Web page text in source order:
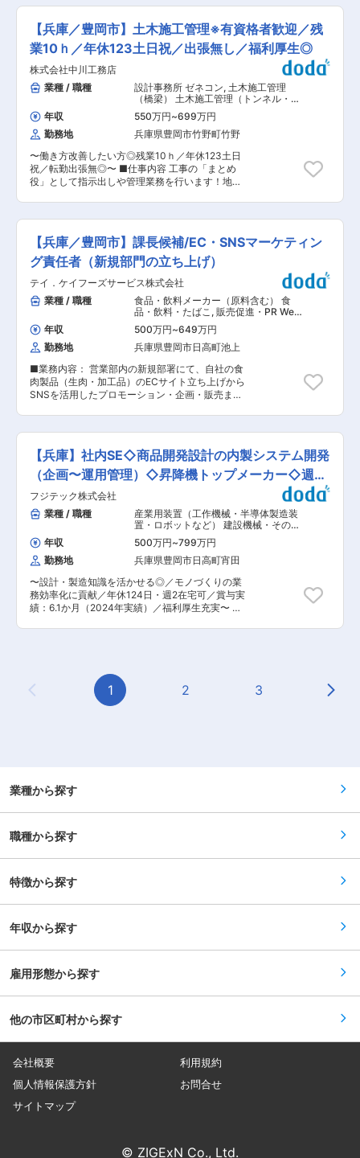
て全国に展開し、日本中の暮らしをもっと便利で
楽しくすることを目指しています。 地域の格差を
なくし、都市でも地方でも安心して住み替えがで
きるお店を私たちの手で届け、お客様一人ひとり
の生活向上をサポートします。 変更の範囲：会社
の定める業務
SNSマーケティング責任者のサポート役として、
以下の業務をお任せします。 ・
SNS（Instagram、TikTok、X等）の投稿作成、
更新、コメント対応 ・Yahoo!ショッピング等の
ECサイトへの商品登録、更新作業 ・写真撮影や
簡単な画像編集 ・受注管理や問い合わせ対応の補
助 ・プロモーション企画のアイデア出し ■期待
する事： 「SNSを見るのも発信するのも好き！で
も仕事にしたことはない…」そんな方にチャンス
です。歴史ある食肉メーカーの安定基盤のもと、
新設部門の立ち上げメンバーとして活躍しません
か？イチから部署を創り上げる面白さがありま
す。実務未経験からでもマーケティングのノウハ
ウを学べます。あなたの「好き」や「トレンド感
覚」を活かして、全国へ美味しいお肉の魅力を発
信してください！ ■当社について： 昭和61年の
として地域に根差した企業運営を行っておりま
す。 仕入販売部門のティ．ケイフーズサービス
（株）と加工部門の兵庫ミートプロセッサー
（株）が併設しており、食肉の仕入から商品への
加工・販売と連携してお客さまのニーズにあった
商品を迅速に開発・提供しております。 変更の範
【兵庫／豊岡市】土木施工管理※有資格者歓迎／残
業10ｈ／年休123土日祝／出張無し／福利厚生◎
株式会社中川工務店
業種 / 職種
設計事務所 ゼネコン, 土木施工管理
（橋梁） 土木施工管理（トンネル・道
路・造成・ダム・河川・港湾・造園な
ど）
年収 550万円~699万円
勤務地
兵庫県豊岡市竹野町竹野
〜働き方改善したい方◎残業10ｈ／年休123土日
祝／転勤出張無◎〜 ■仕事内容 工事の「まとめ
役」として指示出しや管理業務を行います！地元
ので、基本は土日祝休みです◎ ■就業環境： ・近
場メイン…現場は主に豊岡市内がメイン、稀に豊
岡市外の工事もあります。夜間工事はほとんどあ
りません。 ・待遇面も大満足…有資格者(施工管
理1級以上)は年収５５０万円〜６５０万円も可能
◎ ／ 40代経験10年／資格なし：420万〜 ・
住宅手当も充実…建築工事も対応しているので、
マイホームを持つ際は社内で工事を施工できま
す。また、遠方から採用になった場合は社宅や住
宅手当も検討可能ですのでご相談ください！ ■残
業時間削減に向けた取り組み： ・基本的に現場
への直行直帰 現場に仮設事務所を設けており、事
務作業も現場で作業が可能 ・土木工事に関わる重
機がIT化、工事が機械化 ・日が落ちるため冬場は
16時半ぐらいまで ・そのため月々の残業時間は
10時間程度◎ ・公共工事の元請け受注が9割以上
が少ないの背景となっています ＼社風・魅力ポイ
ント／ ・明るい方が多く、上下関係なく、フラン
クなコミュニケーション◎ ・昭和30年に創業、
地域内のつながりも重視◎ ・Uターン、Iターンの
フォロー体制あり ・20代と30代のギャップはあ
るが、社外研修や地域イベントで解消◎ ・家賃1
万円で新築に住める◎ ・定年後も同じ条件で働け
る◎ ■工事の詳細： ・工期：約1年 ・1人当たり
の担当現場数：1人1現場 ※ご入社されてからは、
先輩社員について２名１現場や、３名１現場など
で学んでいただけますので、ご安心ください！ ■
組織構成：土木部への配属となります ・土木部に
は作業員12名、監督職12名(部長1名、次長2名、
所属しております。 ・40代〜60代の社員が活躍
おります 変更の範囲：会社の定める業務
【兵庫／豊岡市】課長候補/EC・SNSマーケティン
グ責任者（新規部門の立ち上げ）
テイ．ケイフーズサービス株式会社
業種 / 職種
食品・飲料メーカー（原料含む） 食
品・飲料・たばこ , 販売促進・PR Web
マーケティング（ネット広告・販促PR
など）
年収 500万円~649万円
勤務地
兵庫県豊岡市日高町池上
■業務内容： 営業部内の新規部署にて、自社の食
肉製品（生肉・加工品）のECサイト立ち上げから
SNSを活用したプロモーション・企画・販売まで
けたEC・SNSマーケティング業務全般をお任せ
します。 ・SNS（Instagram等）を活用したプロ
モーション企画、運用、販売促進 ・ECサイトの
構築、運用フローの確立 ・効果測定、数値分析に
基づく戦略立案 ※まずはプレイングマネージャー
として実務を牽引し、基盤構築後はパートナーへ
運用を移行するなど、裁量を持って進められま
す。 ■期待する事： 「自分のSNSスキルで、企
業の新しい柱を創りたい」そんな方に最適なポジ
ションです。歴史ある食肉加工メーカーの安定基
盤の上で、新規EC部門の立ち上げという
「0→1」の醍醐味を味わえます。最初はプレイン
グマネージャーとして手を動かしていただきます
が、成果次第で組織を拡大する楽しさも。経営層
と相談しながらあなたのアイデアを形にし、全国
の食卓へ美味しいお肉を届けてみませんか？ ■当
企業運営を行っております。 仕入販売部門のテ
ィ．ケイフーズサービス（株）と加工部門の兵庫
ミートプロセッサー（株）が併設しており、食肉
【兵庫】社内SE◇商品開発設計の内製システム開発
（企画〜運用管理）◇昇降機トップメーカー◇週2
在宅可
フジテック株式会社
業種 / 職種
産業用装置（工作機械・半導体製造装
置・ロボットなど） 建設機械・その他
輸送機器 システム開発・運用（アプリ
担当） IT戦略・システム企画担当
年収 500万円~799万円
勤務地
兵庫県豊岡市日高町宵田
〜設計・製造知識を活かせる◎／モノづくりの業
務効率化に貢献／年休124日・週2在宅可／賞与実
績：6.1か月（2024年実績）／福利厚生充実〜 ■
ム開発 ・BOM（部品表展開）、PDMシステム、
その他設計業務効率化に向けたシステム全般。 ・
システムのWeb化再構築／クラウドシフト。 ・シ
発・設計 ~ 生産までの現場に密着して、IT でモノ
づくりの効率化を体感できる、非常にやりがいの
ある仕事です。 ■配属部門： デジタルイノベー
部員3名 ・大阪：管理職3名、部員16名 ・滋賀：
本部について： 全社横断のIT統括組織である当本
部は2019年に情報システム部門がデジタルイノベ
ーション本部へと改組されました。現在はR&D機
の開発運用を行う『システム管理部』、業務革新
統括室』で構成されています。 当本部の合言葉
は、「現場・現物・現実」です。「ITサービス
は、現場の担当者に使ってもらえなければ意味が
状を観察し、現場担当者と同じ視点に立って企
に寄り添ったDXを進めることで、現場の作業効
率化や顧客へのサービスの品質向上を目指しま
す。 変更の範囲：会社の定める業務
Previous Page
1 2 3
業種から探す
職種から探す
特徴から探す
年収から探す
雇用形態から探す
他の市区町村から探す
会社概要
利用規約
個人情報保護方針
お問合せ
サイトマップ
© ZIGExN Co., Ltd.